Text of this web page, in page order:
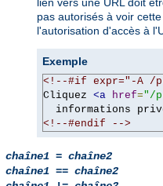
pas autorisés à voir
l'autorisation d'accès à
Exemple
<!--#if expr="-A /
Cliquez <a href="/
informations
<!--#endif -->
chaîne1 = chaîne2
chaîne1 == chaîne2